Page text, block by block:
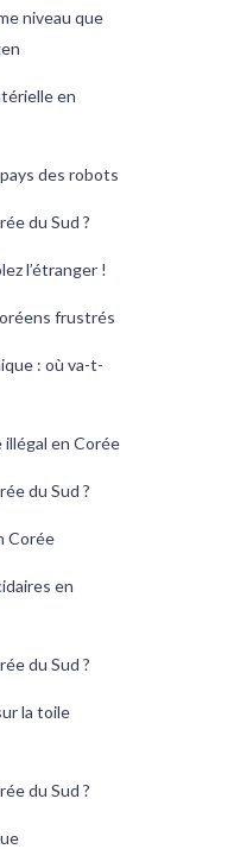
niveau que
en
des robots
du Sud ?
l’étranger !
frustrés
: où va-t-
en Corée
du Sud ?
Corée
en
du Sud ?
la toile
du Sud ?